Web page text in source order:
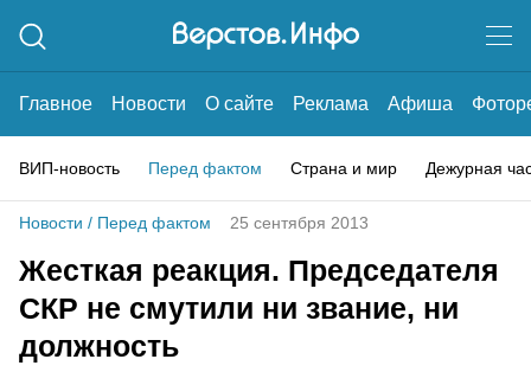
Главное Новости О сайте Реклама Афиша
ВИП-новость Перед фактом Страна и мир Дежурная
Новости / Перед фактом 25 сентября 2013
Жесткая реакция. Председателя
СКР не смутили ни звание, ни
должность